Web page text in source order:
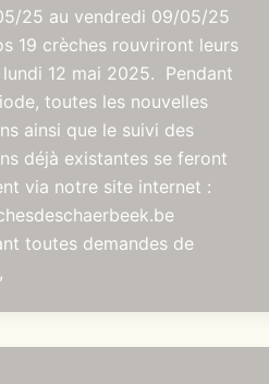
25 au vendredi 09/05/25
19 crèches rouvriront leurs
12 mai 2025. Pendant
toutes les nouvelles
ainsi que le suivi des
déjà existantes se feront
via notre site internet :
toutes demandes de